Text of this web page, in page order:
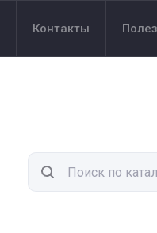
Контакты